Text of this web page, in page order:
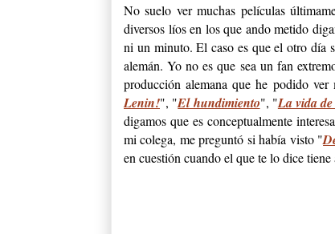
No suelo ver muchas películas
diversos líos en los que ando metido
ni un minuto. El caso es que el otro día
alemán. Yo no es que sea un fan
producción alemana que he podido
Lenin!", "El hundimiento", "La vida
digamos que es conceptualmente
mi colega, me preguntó si había visto "
en cuestión cuando el que te lo dice tiene